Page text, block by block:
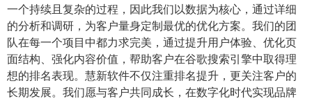
一个持续且复杂的过程，因此我们以数据为核心，通过详细
的分析和调研，为客户量身定制最优的优化方案。我们的团
队在每一个项目中都力求完美，通过提升用户体验、优化页
面结构、强化内容价值，帮助客户在谷歌搜索引擎中取得理
想的排名表现。慧新软件不仅注重排名提升，更关注客户的
长期发展。我们愿与客户共同成长，在数字化时代实现品牌